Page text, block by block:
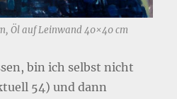
Öl auf Leinwand 40×40 cm
bin ich selbst nicht
54) und dann